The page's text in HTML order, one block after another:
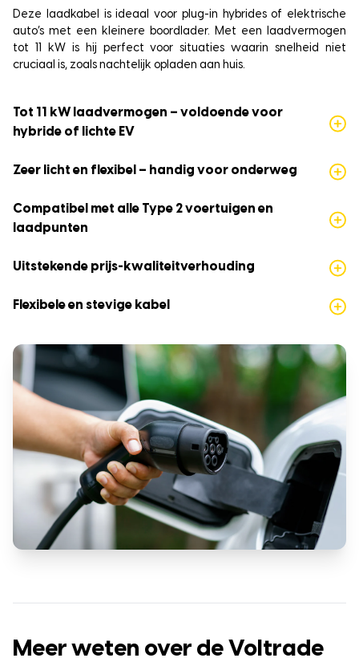
Deze laadkabel is ideaal voor plug-in hybrides of elektrische
auto’s met een kleinere boordlader. Met een laadvermogen
tot 11 kW is hij perfect voor situaties waarin snelheid niet
cruciaal is, zoals nachtelijk opladen aan huis.
Tot 11 kW laadvermogen – voldoende voor
hybride of lichte EV
Zeer licht en flexibel – handig voor onderweg
Compatibel met alle Type 2 voertuigen en
laadpunten
Uitstekende prijs-kwaliteitverhouding
Flexibele en stevige kabel
Meer weten over de Voltrade